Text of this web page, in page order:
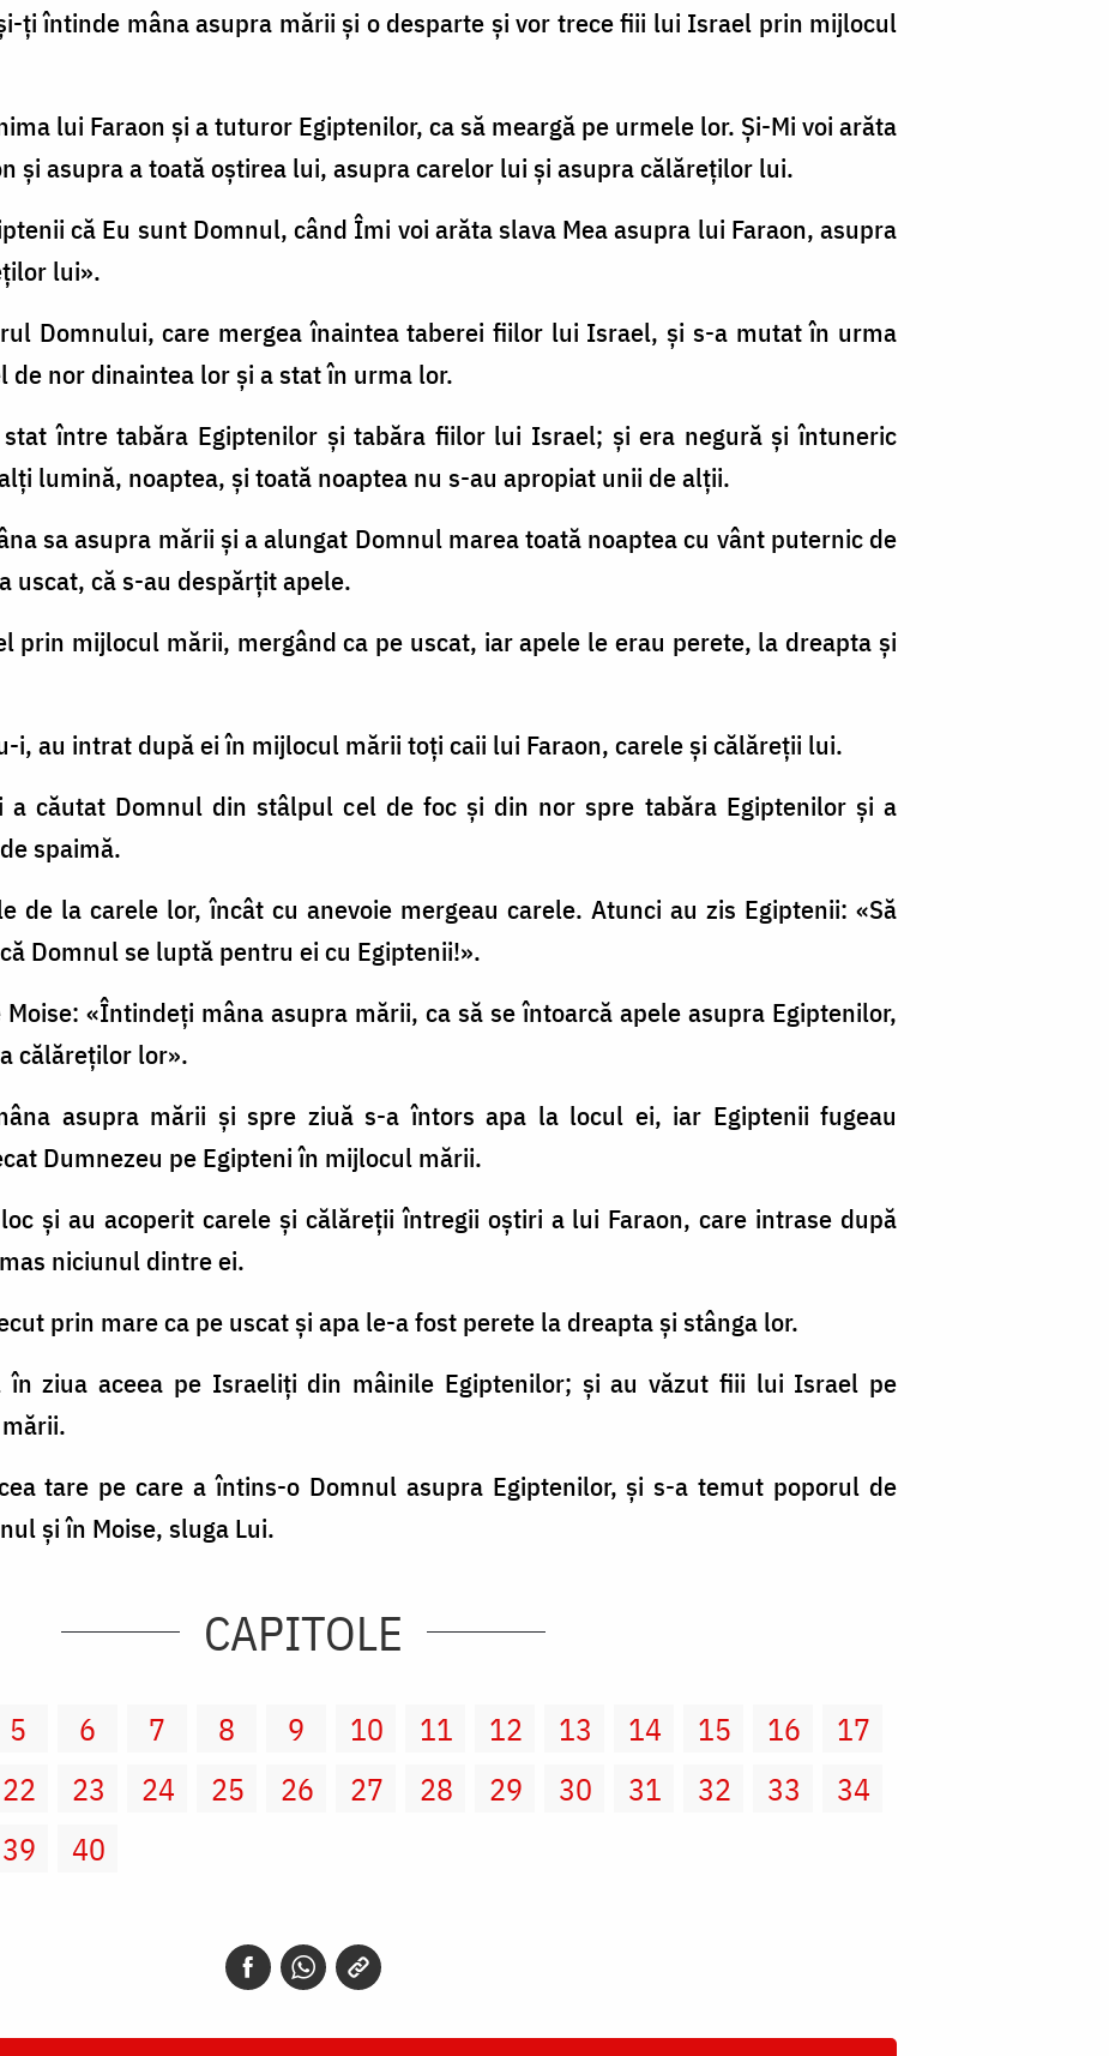
ţi întinde mâna asupra mării şi o desparte şi vor trece fiii lui Israel prin mijlocul
lui Faraon şi a tuturor Egiptenilor, ca să meargă pe urmele lor. Şi-Mi voi arăta
şi asupra a toată oştirea lui, asupra carelor lui şi asupra călăreţilor lui.
că Eu sunt Domnul, când Îmi voi arăta slava Mea asupra lui Faraon, asupra
lui».
Domnului, care mergea înaintea taberei fiilor lui Israel, şi s-a mutat în urma
nor dinaintea lor şi a stat în urma lor.
între tabăra Egiptenilor şi tabăra fiilor lui Israel; şi era negură şi întuneric
lumină, noaptea, şi toată noaptea nu s-au apropiat unii de alţii.
sa asupra mării şi a alungat Domnul marea toată noaptea cu vânt puternic de
uscat, că s-au despărţit apele.
prin mijlocul mării, mergând ca pe uscat, iar apele le erau perete, la dreapta şi
i, au intrat după ei în mijlocul mării toți caii lui Faraon, carele şi călăreţii lui.
căutat Domnul din stâlpul cel de foc şi din nor spre tabăra Egiptenilor şi a
spaimă.
de la carele lor, încât cu anevoie mergeau carele. Atunci au zis Egiptenii: «Să
Domnul se luptă pentru ei cu Egiptenii!».
«Întindeţi mâna asupra mării, ca să se întoarcă apele asupra Egiptenilor,
călăreţilor lor».
asupra mării şi spre ziuă s-a întors apa la locul ei, iar Egiptenii fugeau
Dumnezeu pe Egipteni în mijlocul mării.
şi au acoperit carele şi călăreţii întregii oştiri a lui Faraon, care intrase după
niciunul dintre ei.
prin mare ca pe uscat şi apa le-a fost perete la dreapta şi stânga lor.
în ziua aceea pe Israeliţi din mâinile Egiptenilor; şi au văzut fiii lui Israel pe
tare pe care a întins-o Domnul asupra Egiptenilor, şi s-a temut poporul de
şi în Moise, sluga Lui.
CAPITOLE
5 6 7 8 9 10 11 12 13 14 15 16
17
22 23 24 25 26 27 28 29 30 31 32 33
34
39 40